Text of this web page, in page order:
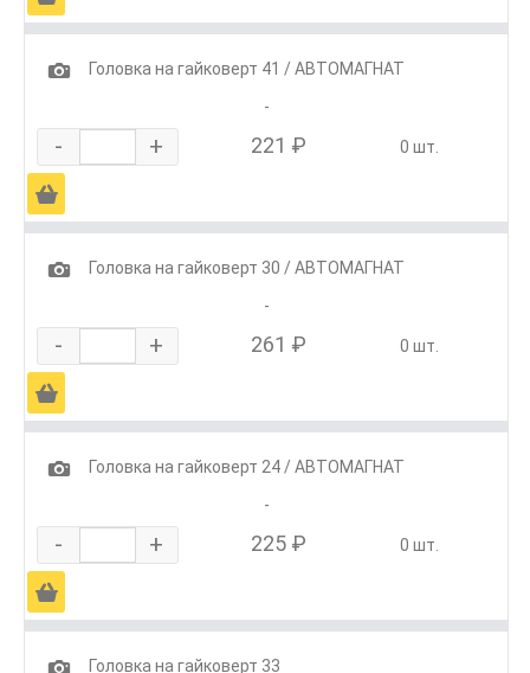
1
Головка на гайковерт 41 / АВТОМАГНАТ
-
- + 221 ₽ 0 шт.
Ä
1
Головка на гайковерт 30 / АВТОМАГНАТ
-
- + 261 ₽ 0 шт.
Ä
1
Головка на гайковерт 24 / АВТОМАГНАТ
-
- + 225 ₽ 0 шт.
Ä
1 Головка на гайковерт 33